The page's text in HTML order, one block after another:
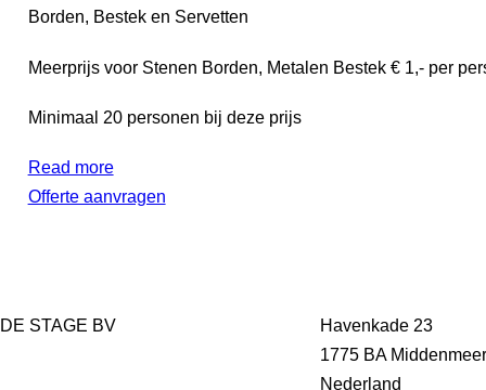
Borden, Bestek en Servetten
Meerprijs voor Stenen Borden, Metalen Bestek € 1,- per
Minimaal 20 personen bij deze prijs
Read more
Offerte aanvragen
DE STAGE BV
Havenkade 23
1775 BA Middenmeer
Nederland